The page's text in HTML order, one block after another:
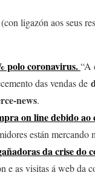
ligazón aos seus
polo coronavirus.“A
das vendas de
news.
on line debido ao
están mercando
da crise do
e as visitas á web da